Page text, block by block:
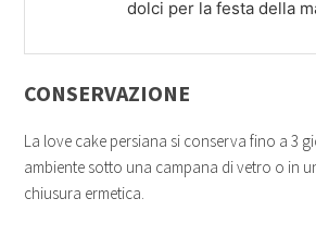
dolci per la festa della
CONSERVAZIONE
La love cake persiana si conserva fino a 3
ambiente sotto una campana di vetro o in
chiusura ermetica.